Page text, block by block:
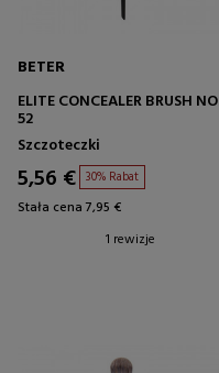
BETER
ELITE CONCEALER BRUSH
52
Szczoteczki
5,56 € 30% Rabat
Stała cena 7,95 €
1 rewizje